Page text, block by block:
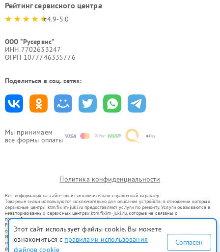
Мы принимаем
все формы оплаты
Рейтинг сервисного центра
4.9-5.0
ООО "Русервис"
ИНН 7702633247
ОГРН 1077746335776
Поделиться в соц. сетях:
Политика конфиденциальности
Вся информация на сайте носит исключительно справочный характер.
Товарные знаки используются исключительно для описания устройств, в отношении которых
сервисные центры ktm.fixim-juki.ru предоставляют услуги по ремонту. Услуги оказываются в
неавторизованных сервисных центрах ktm.fixim-juki.ru, которые не связаны с
правообладателями товарных знаков или их официальными представителями.
Ремонт осуществляется для устройств, уже введенных в гражданский оборот в соответствии
со статьей 1487 ГК РФ.
Использование товарных знаков не преследует цели индивидуализации услуг или введения
потребителей в заблуждение, а служит для информирования о предоставляемых услугах по
ремонту техники указанных брендов.
Этот сайт использует файлы cookie. Вы можете
ознакомиться с правилами использования
файлов cookie
Согласен